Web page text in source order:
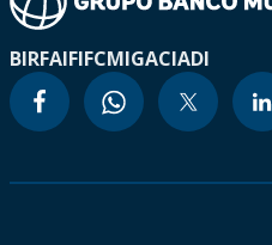
BIRFAIFIFCMIGACIADI